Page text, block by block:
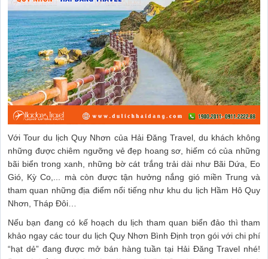
Với Tour du lịch Quy Nhơn của Hải Đăng Travel, du khách không
những được chiêm ngưỡng vẻ đẹp hoang sơ, hiếm có của những
bãi biển trong xanh, những bờ cát trắng trải dài như Bãi Dứa, Eo
Gió, Kỳ Co,... mà còn được tận hưởng nắng gió miền Trung và
tham quan những địa điểm nổi tiếng như khu du lịch Hầm Hô Quy
Nhơn, Tháp Đôi…
Nếu bạn đang có kế hoạch du lịch tham quan biển đảo thì tham
khảo ngay các tour du lịch Quy Nhơn Bình Định trọn gói với chi phí
“hạt dẻ” đang được mở bán hàng tuần tại Hải Đăng Travel nhé!